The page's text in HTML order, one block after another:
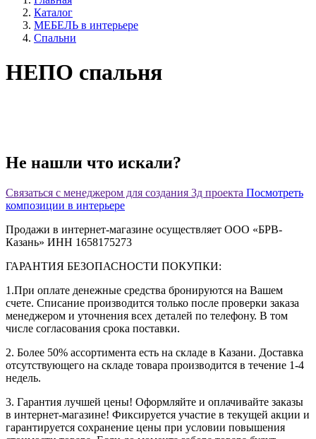
Каталог
МЕБЕЛЬ в интерьере
Спальни
НЕПО спальня
Не нашли что искали?
Связаться с менеджером для создания 3д проекта Посмотреть
композиции в интерьере
Продажи в интернет-магазине осуществляет ООО «БРВ-
Казань» ИНН 1658175273
ГАРАНТИЯ БЕЗОПАСНОСТИ ПОКУПКИ:
1.При оплате денежные средства бронируются на Вашем
счете. Списание производится только после проверки заказа
менеджером и уточнения всех деталей по телефону. В том
числе согласования срока поставки.
2. Более 50% ассортимента есть на складе в Казани. Доставка
отсутствующего на складе товара производится в течение 1-4
недель.
3. Гарантия лучшей цены! Оформляйте и оплачивайте заказы
в интернет-магазине! Фиксируется участие в текущей акции и
гарантируется сохранение цены при условии повышения